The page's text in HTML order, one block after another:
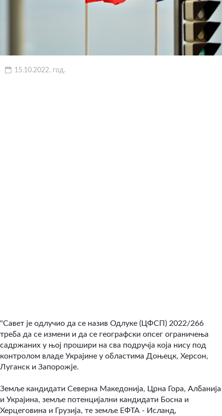
15.10.2022. год.
"Савет је одлучио да се назив Одлуке (ЦФСП) 2022/266
треба да се измени и да се географски опсег ограничења
садржаних у њој прошири на сва подручја која нису под
контролом владе Украјине у областима Доњецк, Херсон,
Луганск и Запорожје.
Земље кандидати Северна Македонија, Црна Гора, Албанија
и Украјина, земље потенцијални кандидати Босна и
Херцеговина и Грузија, те земље ЕФТА - Исланд,